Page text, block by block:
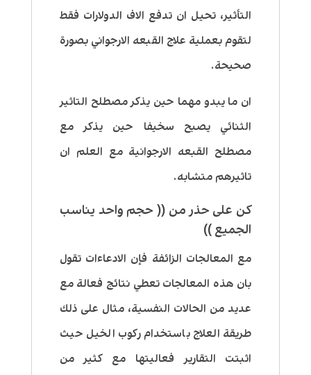
التأثير، تحيل ان تدفع الاف الدولارات فقط
لتقوم بعملية علاج القبعه الارجواني بصورة
صحيحة.
ان ما يبدو مهما حين يذكر مصطلح التاثير
الثنائي يصبح سخيفا حين يذكر مع
مصطلح القبعه الارجوانية مع العلم ان
تاثيرهم متشابه.
كن على حذر من (( حجم واحد يناسب
الجميع ))
مع المعالجات الزائفة فإن الادعاءات تقول
بان هذه المعالجات تعطي نتائج فعالة مع
عديد من الحالات النفسية، مثال على ذلك
طريقة العلاج باستخدام ركوب الخيل حيث
اثبتت التقارير فعاليتها مع كثير من